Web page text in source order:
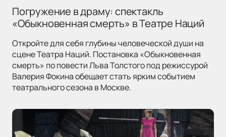
Погружение в драму: спектакль
«Обыкновенная смерть» в Театре Наций
Откройте для себя глубины человеческой души на
сцене Театра Наций. Постановка «Обыкновенная
смерть» по повести Льва Толстого под режиссурой
Валерия Фокина обещает стать ярким событием
театрального сезона в Москве.